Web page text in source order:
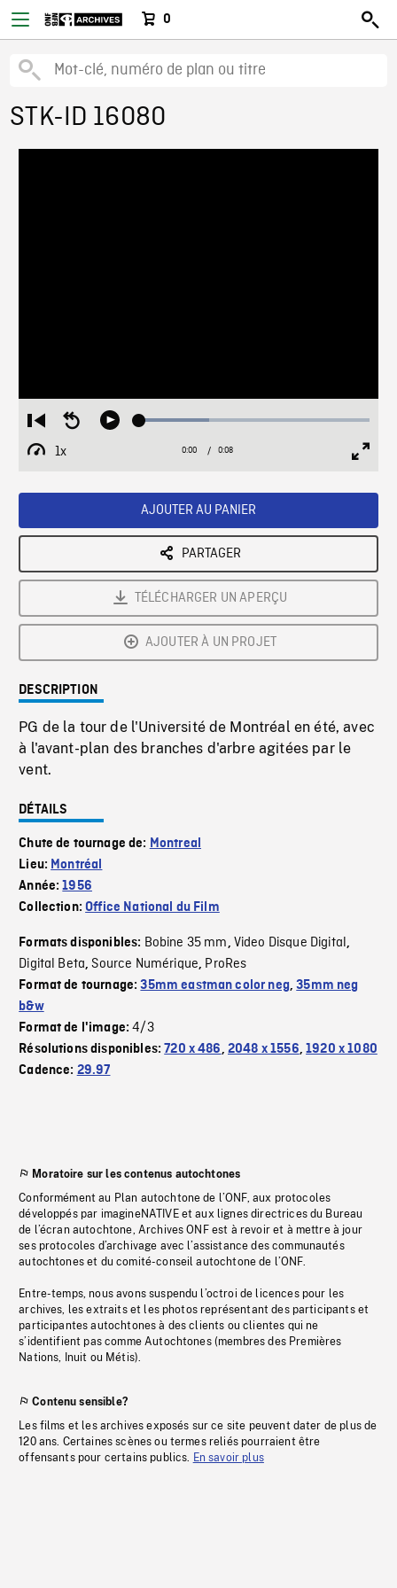
0
STK-ID 16080
Restart
from
beginning
Seek
Play Loaded:
1x
Playback
Current
0:00 / Duration
0:08
AJOUTER AU PANIER
PARTAGER
TÉLÉCHARGER UN APERÇU
AJOUTER À UN PROJET
DESCRIPTION
PG de la tour de l'Université de Montréal en été, avec
à l'avant-plan des branches d'arbre agitées par le
vent.
DÉTAILS
Chute de tournage de: Montreal
Lieu: Montréal
Année:1956
Collection:Office National du Film
Formats disponibles: Bobine 35 mm, Video Disque Digital,
Digital Beta,Source Numérique, ProRes
Format de tournage:35mm eastman color neg,35mm neg
b&w
Format de l'image:4/3
Résolutions disponibles:720 x 486, 2048 x 1556,1920 x 1080
Cadence: 29.97
Moratoire sur les contenus autochtones
Conformément au Plan autochtone de l’ONF, aux protocoles
développés par imagineNATIVE et aux lignes directrices du Bureau
de l’écran autochtone, Archives ONF est à revoir et à mettre à jour
ses protocoles d’archivage avec l’assistance des communautés
autochtones et du comité-conseil autochtone de l’ONF.
Entre-temps, nous avons suspendu l’octroi de licences pour les
archives, les extraits et les photos représentant des participants et
participantes autochtones à des clients ou clientes qui ne
s’identifient pas comme Autochtones (membres des Premières
Nations, Inuit ou Métis).
Contenu sensible?
Les films et les archives exposés sur ce site peuvent dater de plus de
120 ans. Certaines scènes ou termes reliés pourraient être
offensants pour certains publics. En savoir plus